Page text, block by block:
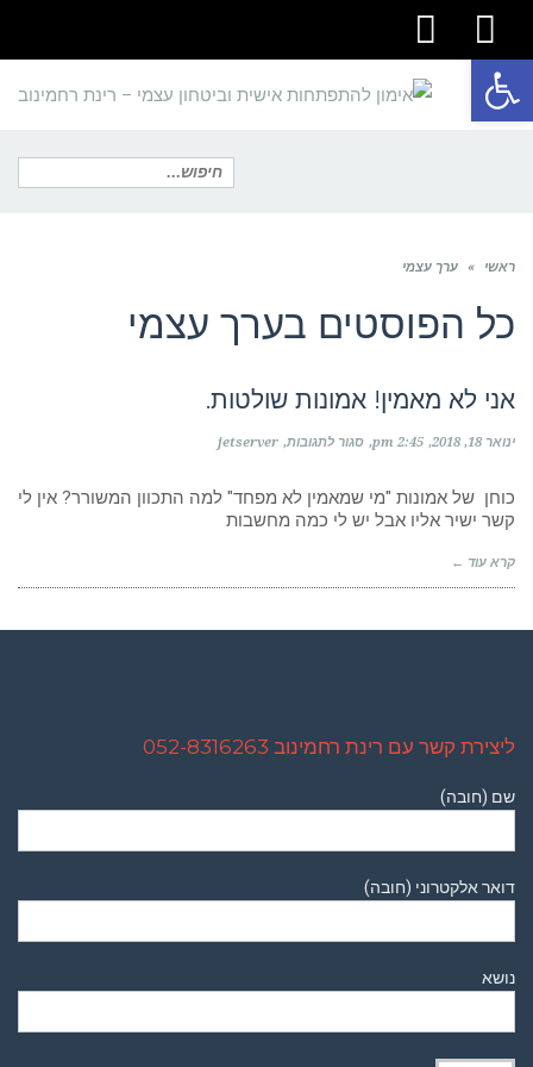
פתח סרגל נגישות
facebook
youtube
תפריט
ראשי » ערך עצמי
כל הפוסטים בערך עצמי
אני לא מאמין! אמונות שולטות.
ינואר 18, 2018 2:45 pm סגור לתגובותעל
מאמין!
אמונות
שולטות.
jetserver
כוחן של אמונות "מי שמאמין לא מפחד" למה התכוון המשורר? אין לי
קשר ישיר אליו אבל יש לי כמה מחשבות
קרא עוד ←
ליצירת קשר עם רינת רחמינוב 052-8316263
שם (חובה)
דואר אלקטרוני (חובה)
נושא